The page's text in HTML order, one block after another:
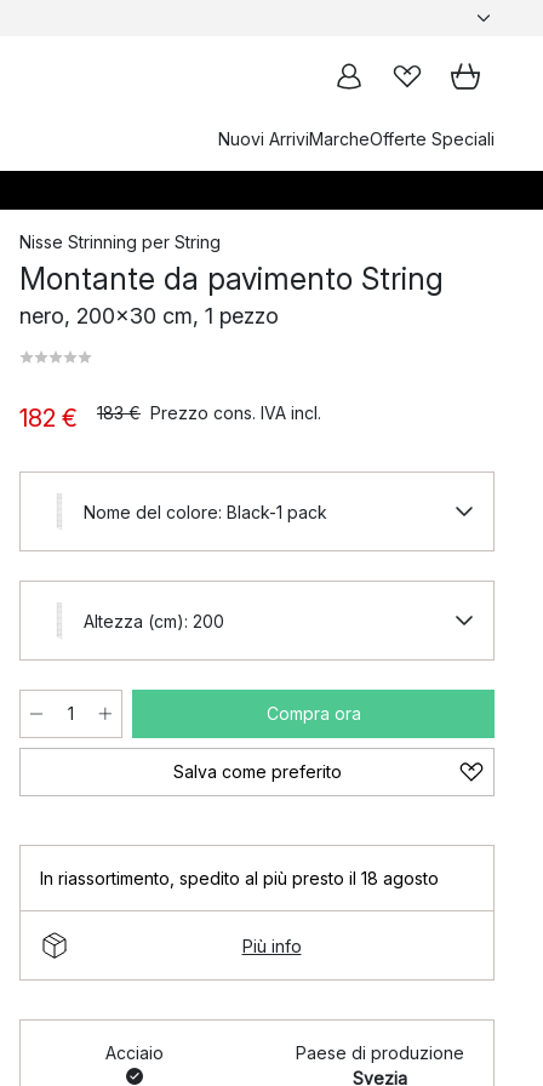
Nuovi ArriviMarcheOfferte Speciali
Nisse Strinning per String
Montante da pavimento String
nero, 200x30 cm, 1 pezzo
182 € 183 € Prezzo cons. IVA incl.
Nome del colore: Black-1 pack
Altezza (cm): 200
Compra ora
Salva come preferito
In riassortimento spedito al più presto il 18 agosto
Più info
Acciaio
Paese di produzione
Svezia